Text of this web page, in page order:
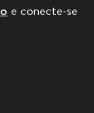
e conecte-se